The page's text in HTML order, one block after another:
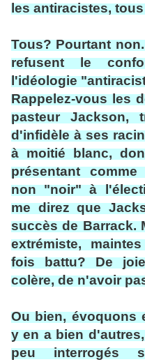
les antiracistes,
Tous? Pourtant
refusent le
l'idéologie
Rappelez-vous les
pasteur Jackson,
d'infidèle à ses
à moitié blanc,
présentant
non "noir" à
me direz que
succès de Barrack.
extrémiste,
fois battu? De
colère, de n'avoir
Ou bien, évoquons
y en a bien
peu interrogés